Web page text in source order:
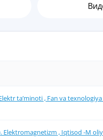
ta’minoti , Fan va texnologiya
Elektromagnetizm , Iqtisod -M